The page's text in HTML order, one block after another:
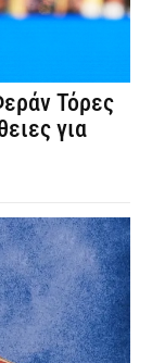
Τόρες
για